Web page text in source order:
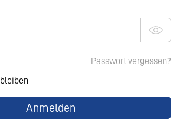
Passwort vergessen?